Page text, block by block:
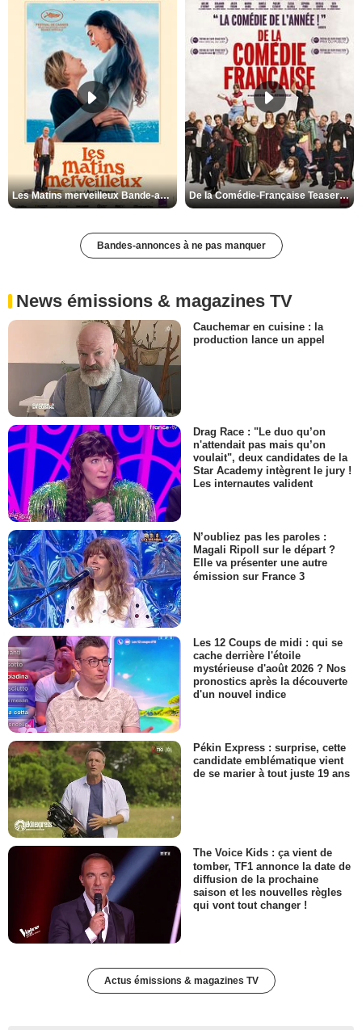
Les Matins merveilleux Bande-annonce VF De la Comédie-Française Teaser VF
Bandes-annonces à ne pas manquer
News émissions & magazines TV
Cauchemar en cuisine : la
production lance un appel
Drag Race : "Le duo qu’on
n'attendait pas mais qu’on
voulait", deux candidates de la
Star Academy intègrent le jury !
Les internautes valident
N’oubliez pas les paroles :
Magali Ripoll sur le départ ?
Elle va présenter une autre
émission sur France 3
Les 12 Coups de midi : qui se
cache derrière l'étoile
mystérieuse d'août 2026 ? Nos
pronostics après la découverte
d'un nouvel indice
Pékin Express : surprise, cette
candidate emblématique vient
de se marier à tout juste 19 ans
The Voice Kids : ça vient de
tomber, TF1 annonce la date de
diffusion de la prochaine
saison et les nouvelles règles
qui vont tout changer !
Actus émissions & magazines TV